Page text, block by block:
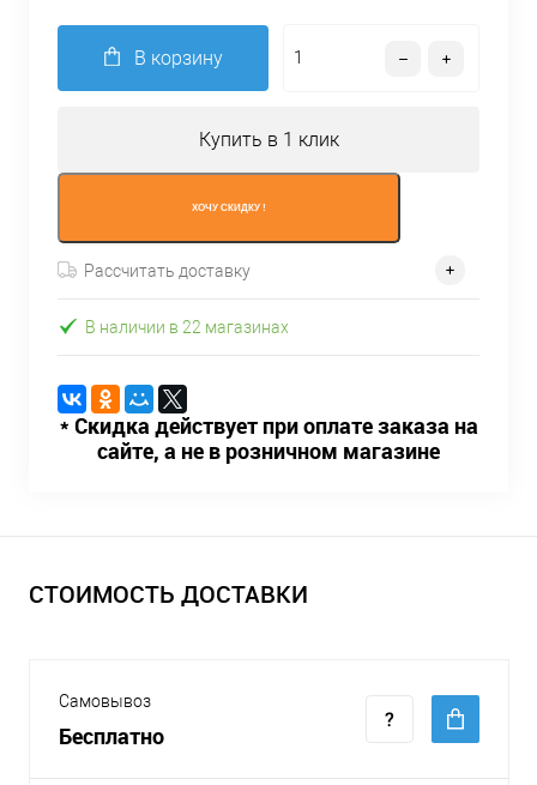
В корзину
Купить в 1 клик
ХОЧУ СКИДКУ !
Рассчитать доставку
В наличии в 22 магазинах
* Скидка действует при оплате заказа на
сайте, а не в розничном магазине
СТОИМОСТЬ ДОСТАВКИ
Самовывоз
Бесплатно